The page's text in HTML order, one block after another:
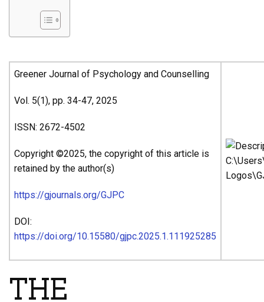
Greener Journal of Psychology and Counselling
Vol. 5(1), pp. 34-47, 2025
ISSN: 2672-4502
Copyright ©2025, the copyright of this article is
retained by the author(s)
https://gjournals.org/GJPC
DOI:
https://doi.org/10.15580/gjpc.2025.1.111925285
THE